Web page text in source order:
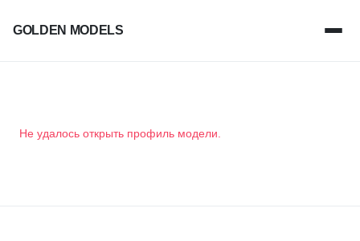
GOLDEN MODELS
Не удалось открыть профиль модели.